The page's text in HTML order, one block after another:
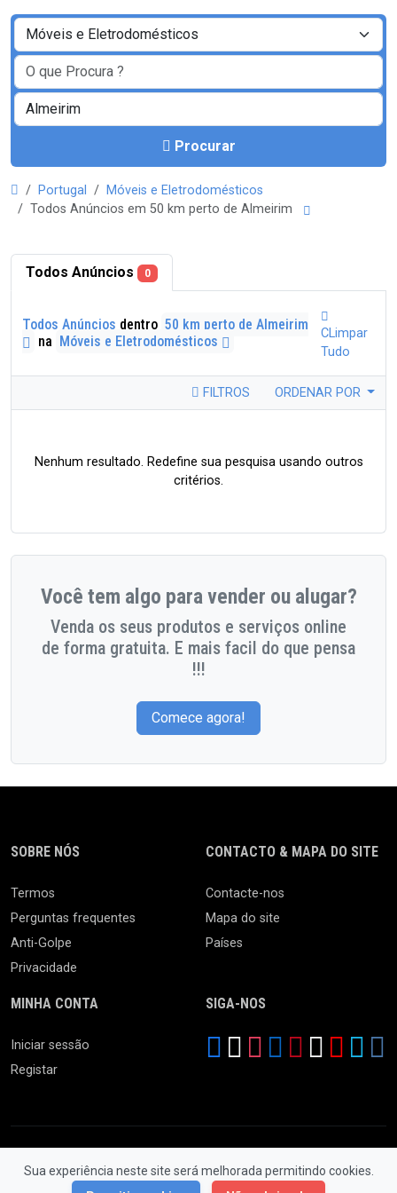
Procurar
Portugal
Móveis e Eletrodomésticos
Todos Anúncios em 50 km perto de Almeirim
Todos Anúncios 0
Todos Anúncios dentro 50 km perto de Almeirim
na Móveis e Eletrodomésticos
CLimpar
Tudo
FILTROS ORDENAR POR
Nenhum resultado. Redefine sua pesquisa usando outros
critérios.
Você tem algo para vender ou alugar?
Venda os seus produtos e serviços online
de forma gratuita. E mais facil do que pensa
!!!
Comece agora!
Sua experiência neste site será melhorada permitindo cookies.
SOBRE NÓS
Termos
Perguntas frequentes
Anti-Golpe
Privacidade
CONTACTO & MAPA DO SITE
Contacte-nos
Mapa do site
Países
MINHA CONTA
Iniciar sessão
Registar
SIGA-NOS
© 2026 Feira da Ladra. Todos os Direitos Reservados.